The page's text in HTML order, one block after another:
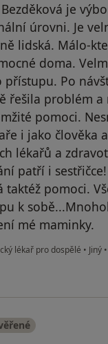
je
úrovni. Je
lidská. Málo-
doma.
Po
řešila problém a
pomoci.
i jako člověka
lékařů a
patří i
taktéž pomoci.
k
mé maminky.
lékař pro dospělé • Jiný •